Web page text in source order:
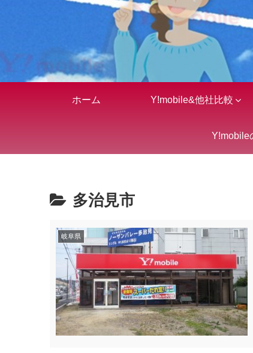
ホーム Y!mobile&他社比較
Y!mobile
多治見市
岐阜県